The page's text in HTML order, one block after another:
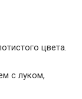
цвета.
с луком,